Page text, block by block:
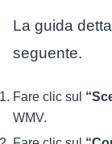
La guida
seguente.
Fare clic sul
WMV.